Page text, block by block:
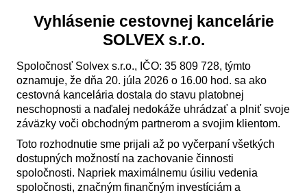
Vyhlásenie cestovnej kancelárie
SOLVEX s.r.o.
Spoločnosť Solvex s.r.o., IČO: 35 809 728, týmto
oznamuje, že dňa 20. júla 2026 o 16.00 hod. sa ako
cestovná kancelária dostala do stavu platobnej
neschopnosti a naďalej nedokáže uhrádzať a plniť svoje
záväzky voči obchodným partnerom a svojim klientom.
Toto rozhodnutie sme prijali až po vyčerpaní všetkých
dostupných možností na zachovanie činnosti
spoločnosti. Napriek maximálnemu úsiliu vedenia
spoločnosti, značným finančným investíciám a